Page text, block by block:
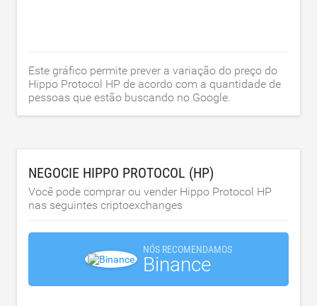
Este gráfico permite prever a variação do preço do
Hippo Protocol HP de acordo com a quantidade de
pessoas que estão buscando no Google.
NEGOCIE HIPPO PROTOCOL (HP)
Você pode comprar ou vender Hippo Protocol HP
nas seguintes criptoexchanges
NÓS RECOMENDAMOS
Binance